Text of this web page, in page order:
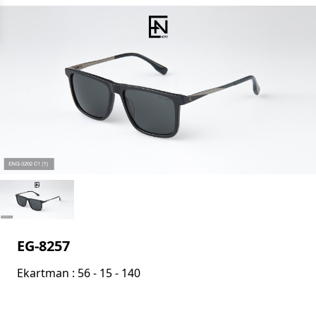
EG-8257
Ekartman : 56 - 15 - 140